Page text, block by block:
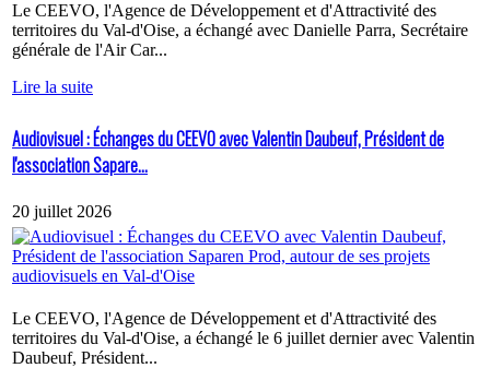
Le CEEVO, l'Agence de Développement et d'Attractivité des
territoires du Val-d'Oise, a échangé avec Danielle Parra, Secrétaire
générale de l'Air Car...
Lire la suite
Audiovisuel : Échanges du CEEVO avec Valentin Daubeuf, Président de
l'association Sapare...
20 juillet 2026
Le CEEVO, l'Agence de Développement et d'Attractivité des
territoires du Val-d'Oise, a échangé le 6 juillet dernier avec Valentin
Daubeuf, Président...